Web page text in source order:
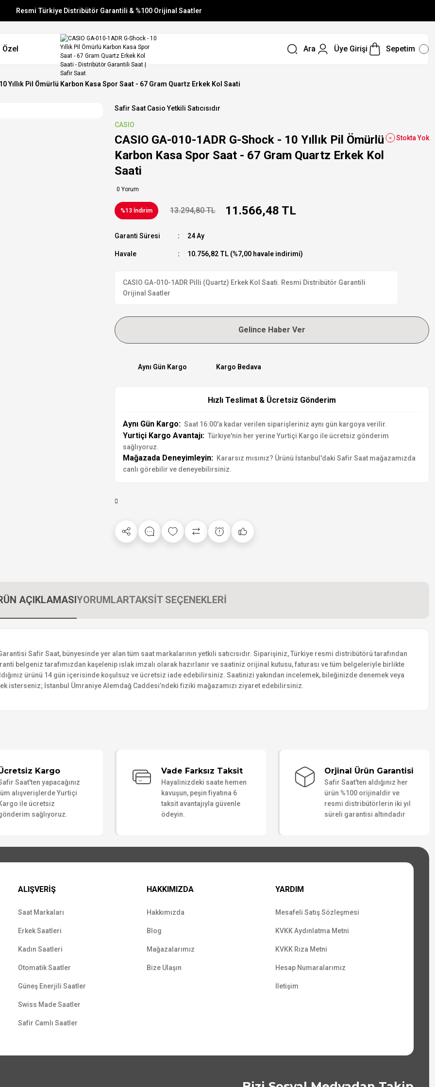
Resmi Türkiye Distribütör Garantili & %100 Orijinal Saatler
Vade Farksız 6 Taksit
Aynı Gün Stoktan Gönderim
Ücretsiz Kargo
Özel Ara Üye Girişi Sepetim
Yıllık Pil Ömürlü Karbon Kasa Spor Saat - 67 Gram Quartz Erkek Kol Saati
Safir Saat Casio Yetkili Satıcısıdır
CASIO
CASIO GA-010-1ADR G-Shock - 10 Yıllık Pil Ömürlü
Karbon Kasa Spor Saat - 67 Gram Quartz Erkek Kol
Saati
0 Yorum
Stokta Yok
%13 İndirim 13.294,80 TL 11.566,48 TL
Garanti Süresi 24 Ay
Havale 10.756,82 TL (%7,00 havale indirimi)
CASIO GA-010-1ADR Pilli (Quartz) Erkek Kol Saati. Resmi Distribütör Garantili
Orijinal Saatler
Gelince Haber Ver
Aynı Gün Kargo Kargo Bedava
Hızlı Teslimat & Ücretsiz Gönderim
Aynı Gün Kargo: Saat 16:00'a kadar verilen siparişleriniz aynı gün kargoya verilir.
Yurtiçi Kargo Avantajı: Türkiye'nin her yerine Yurtiçi Kargo ile ücretsiz gönderim
sağlıyoruz.
Mağazada Deneyimleyin: Kararsız mısınız? Ürünü İstanbul'daki Safir Saat mağazamızda
canlı görebilir ve deneyebilirsiniz.
AÇIKLAMASIYORUMLARTAKSİT SEÇENEKLERİ
Safir Saat, bünyesinde yer alan tüm saat markalarının yetkili satıcısıdır. Siparişiniz, Türkiye resmi distribütörü tarafından
belgeniz tarafımızdan kaşelenip ıslak imzalı olarak hazırlanır ve saatiniz orijinal kutusu, faturası ve tüm belgeleriyle birlikte
ürünü 14 gün içerisinde koşulsuz ve ücretsiz iade edebilirsiniz. Saatinizi yakından incelemek, bileğinizde denemek veya
isterseniz; İstanbul Ümraniye Alemdağ Caddesi’ndeki fiziki mağazamızı ziyaret edebilirsiniz.
Kargo
Saat'ten yapacağınız
alışverişlerde Yurtiçi
ile ücretsiz
sağlıyoruz.
Vade Farksız Taksit
Hayalinizdeki saate hemen
kavuşun, peşin fiyatına 6
taksit avantajıyla güvenle
ödeyin.
Orjinal Ürün Garantisi
Safir Saat'ten aldığınız her
ürün %100 orijinaldir ve
resmi distribütörlerin iki yıl
süreli garantisi altındadır
ALIŞVERİŞ
Saat Markaları
Erkek Saatleri
Kadın Saatleri
Otomatik Saatler
Güneş Enerjili Saatler
Swiss Made Saatler
Safir Camlı Saatler
HAKKIMIZDA
Hakkımızda
Blog
Mağazalarımız
Bize Ulaşın
YARDIM
Mesafeli Satış Sözleşmesi
KVKK Aydınlatma Metni
KVKK Rıza Metni
Hesap Numaralarımız
İletişim